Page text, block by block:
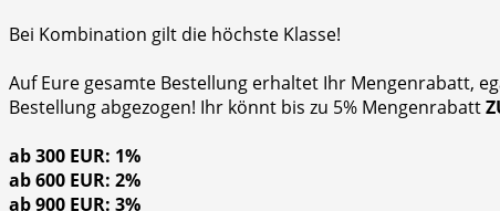
Bei Kombination gilt die höchste Klasse!
Auf Eure gesamte Bestellung erhaltet Ihr Mengenrabatt,
Bestellung abgezogen! Ihr könnt bis zu 5% Mengenrabatt
ab 300 EUR: 1%
ab 600 EUR: 2%
ab 900 EUR: 3%